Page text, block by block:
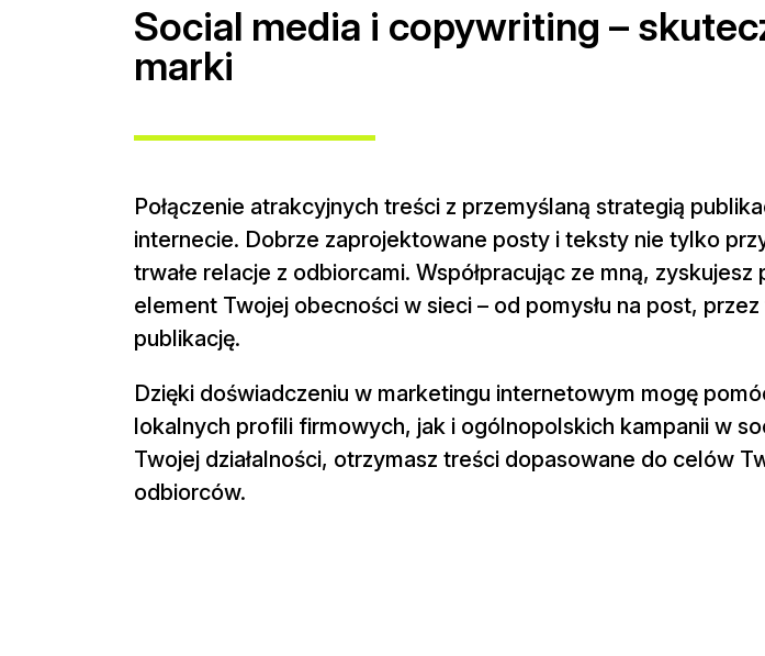
Social media i copywriting –
marki
Połączenie atrakcyjnych treści z przemyślaną strategią
internecie. Dobrze zaprojektowane posty i teksty nie tylko
trwałe relacje z odbiorcami. Współpracując ze mną,
element Twojej obecności w sieci – od pomysłu na post,
publikację.
Dzięki doświadczeniu w marketingu internetowym mogę
lokalnych profili firmowych, jak i ogólnopolskich kampanii w
Twojej działalności, otrzymasz treści dopasowane do celów
odbiorców.